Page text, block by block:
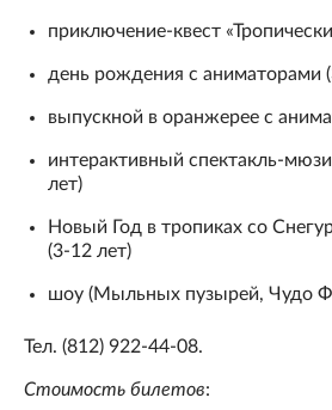
приключение-квест
день рождения с аниматорами
выпускной в оранжерее с
интерактивный спектакль-
лет)
Новый Год в тропиках со
(3-12 лет)
шоу (Мыльных пузырей, Чудо
Тел. (812) 922-44-08.
Стоимость билетов: